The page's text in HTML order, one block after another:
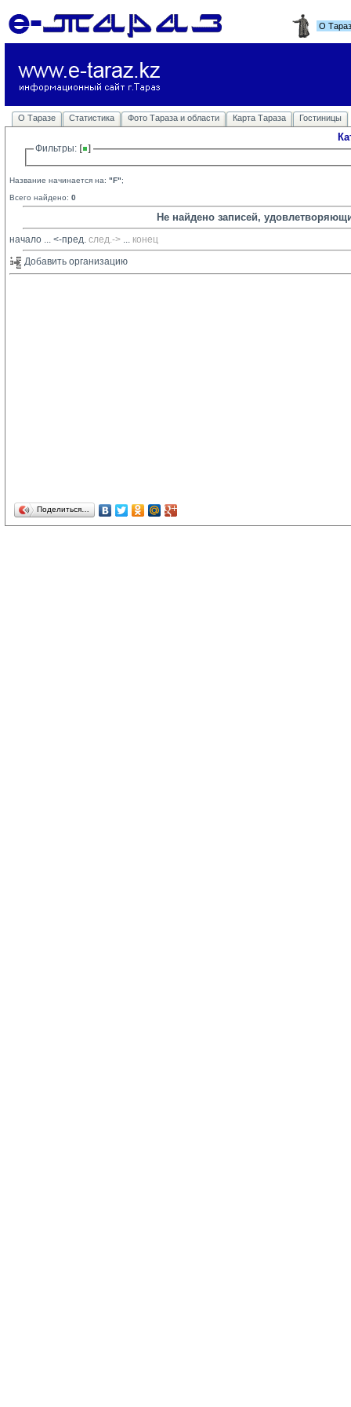
О
О Таразе Статистика Фото Тараза и области Карта Тараза Гостиницы
Фильтры:
Название начинается на: "F";
Всего найдено: 0
Не найдено записей,
начало ... <-пред. след.-> ... конец
Добавить организацию
Поделиться…